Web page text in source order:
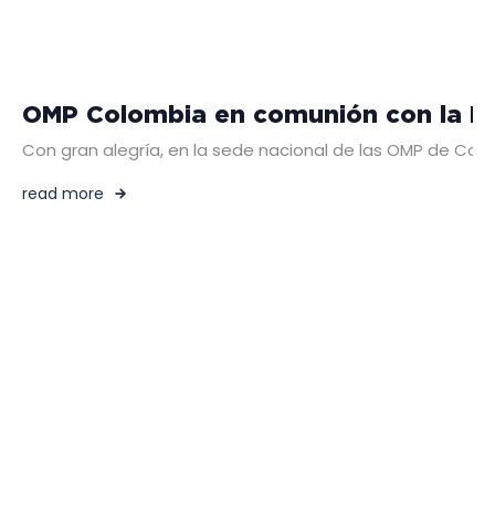
OMP Colombia en comunión con la
Con gran alegría, en la sede nacional de las OMP de
read more